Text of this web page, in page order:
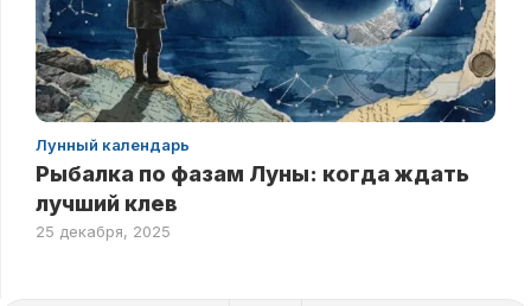
Лунный календарь
Рыбалка по фазам Луны: когда ждать
лучший клев
25 декабря, 2025